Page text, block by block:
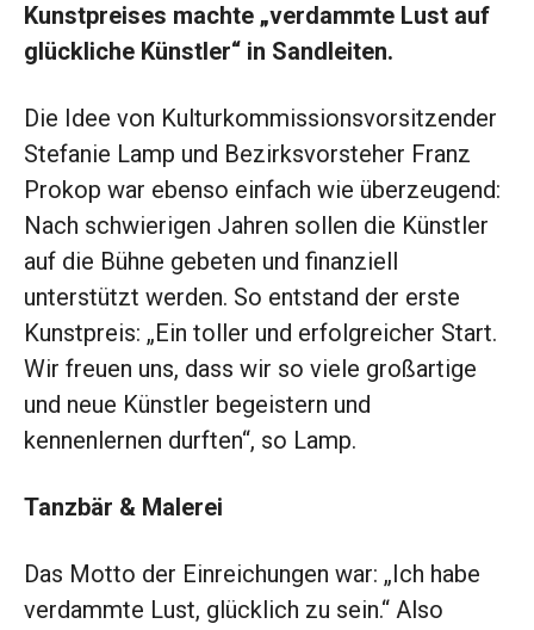
Kunstpreises machte „verdammte Lust auf
glückliche Künstler“ in Sandleiten.
Die Idee von Kulturkommissionsvorsitzender
Stefanie Lamp und Bezirksvorsteher Franz
Prokop war ebenso einfach wie überzeugend:
Nach schwierigen Jahren sollen die Künstler
auf die Bühne gebeten und finanziell
unterstützt werden. So entstand der erste
Kunstpreis: „Ein toller und erfolgreicher Start.
Wir freuen uns, dass wir so viele groß­artige
und neue Künstler begeistern und
kennenlernen durften“, so Lamp.
Tanzbär & Malerei
Das Motto der Einreichungen war: „Ich habe
verdammte Lust, glücklich zu sein.“ Also